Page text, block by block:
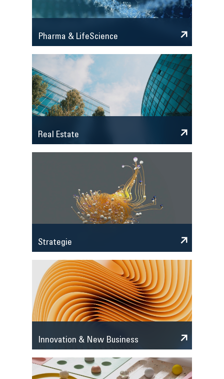
Pharma & LifeScience
Real Estate
Strategie
Innovation & New Business